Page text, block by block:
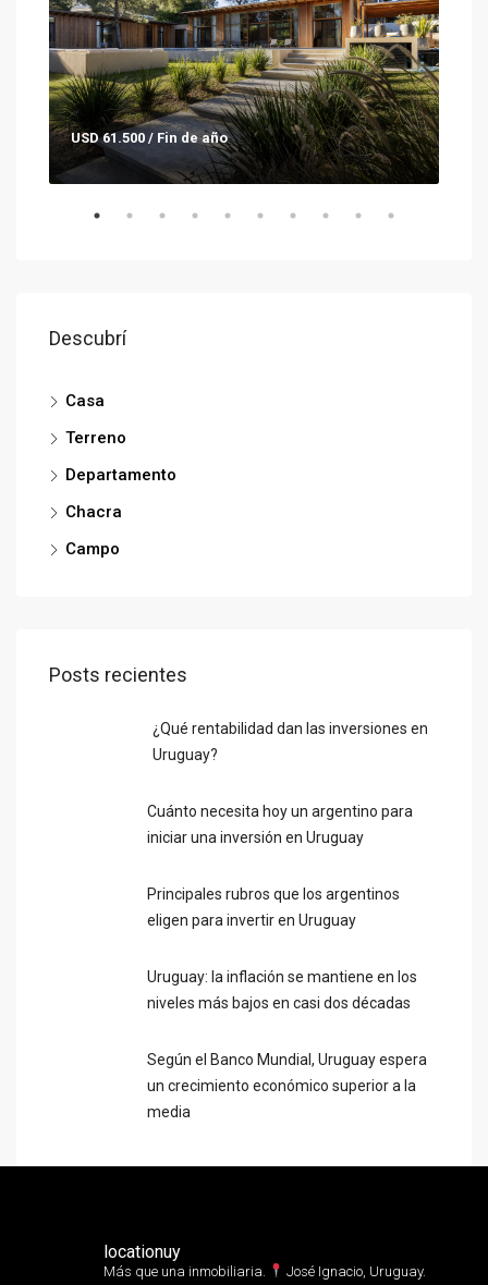
USD 61.500 / Fin de año
Descubrí
Casa
Terreno
Departamento
Chacra
Campo
Posts recientes
¿Qué rentabilidad dan las inversiones en
Uruguay?
Cuánto necesita hoy un argentino para
iniciar una inversión en Uruguay
Principales rubros que los argentinos
eligen para invertir en Uruguay
Uruguay: la inflación se mantiene en los
niveles más bajos en casi dos décadas
Según el Banco Mundial, Uruguay espera
un crecimiento económico superior a la
media
locationuy
Más que una inmobiliaria.⁣ José Ignacio, Uruguay.